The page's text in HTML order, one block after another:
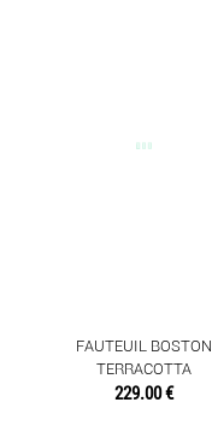
FAUTEUIL BOSTON
TERRACOTTA
229.00 €